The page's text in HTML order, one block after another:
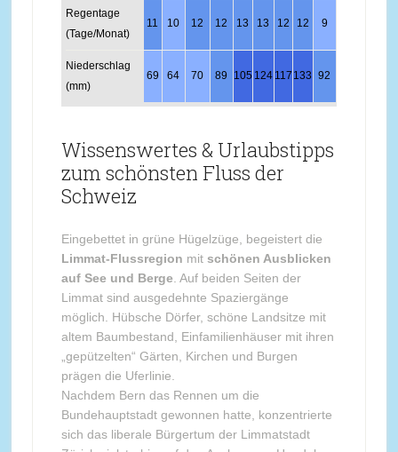
Regentage
(Tage/Monat)
11 10 12 12 13 13 12 12 9
Niederschlag
(mm)
69 64 70 89 105 124 117 133 92
Wissenswertes & Urlaubstipps
zum schönsten Fluss der
Schweiz
Eingebettet in grüne Hügelzüge, begeistert die
Limmat-Flussregion mit schönen Ausblicken
auf See und Berge . Auf beiden Seiten der
Limmat sind ausgedehnte Spaziergänge
möglich. Hübsche Dörfer, schöne Landsitze mit
altem Baumbestand, Einfamilienhäuser mit ihren
„gepützelten“ Gärten, Kirchen und Burgen
prägen die Uferlinie.
Nachdem Bern das Rennen um die
Bundehauptstadt gewonnen hatte, konzentrierte
sich das liberale Bürgertum der Limmatstadt